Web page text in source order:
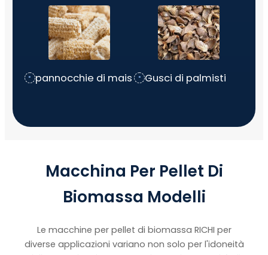
pannocchie di mais Gusci di palmisti
Macchina Per Pellet Di
Biomassa Modelli
Le macchine per pellet di biomassa RICHI per
diverse applicazioni variano non solo per l'idoneità